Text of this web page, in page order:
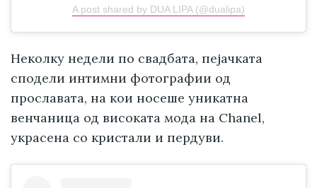
A post shared by DUA LIPA (@dualipa)
Неколку недели по свадбата, пејачката
сподели интимни фотографии од
прославата, на кои носеше уникатна
венчаница од високата мода на Chanel,
украсена со кристали и пердуви.